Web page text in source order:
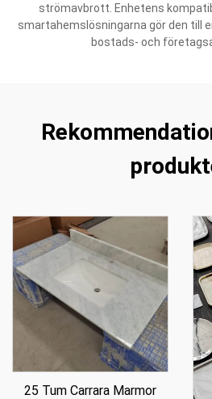
strömavbrott. Enhetens
smartahemslösningarna gör den till
bostads- och
25 Tum Carrara Marmor